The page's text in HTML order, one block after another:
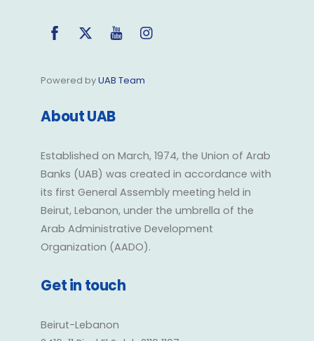
Facebook
Twitter YouTube
Powered byUAB Team
About UAB
Established on March, 1974, the Union of Arab
Banks (UAB) was created in accordance with
its first General Assembly meeting held in
Beirut, Lebanon, under the umbrella of the
Arab Administrative Development
Organization (AADO).
Get in touch
Beirut-Lebanon